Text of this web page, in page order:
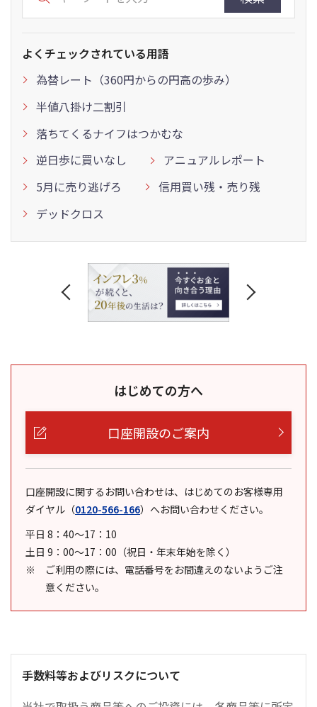
よくチェックされている用語
為替レート（360円からの円高の歩み）
半値八掛け二割引
落ちてくるナイフはつかむな
逆日歩に買いなし
アニュアルレポート
5月に売り逃げろ
信用買い残・売り残
デッドクロス
はじめての方へ
口座開設のご案内
口座開設に関するお問い合わせは、はじめてのお客様専用
ダイヤル （0120-566-166） へお問い合わせください。
平日 8：40～17：10
土日 9：00～17：00（祝日・年末年始を除く）
ご利用の際には、電話番号をお間違えのないようご注
意ください。
手数料等およびリスクについて